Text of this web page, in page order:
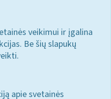
veikimui ir įgalina
Be šių slapukų
apie svetainės